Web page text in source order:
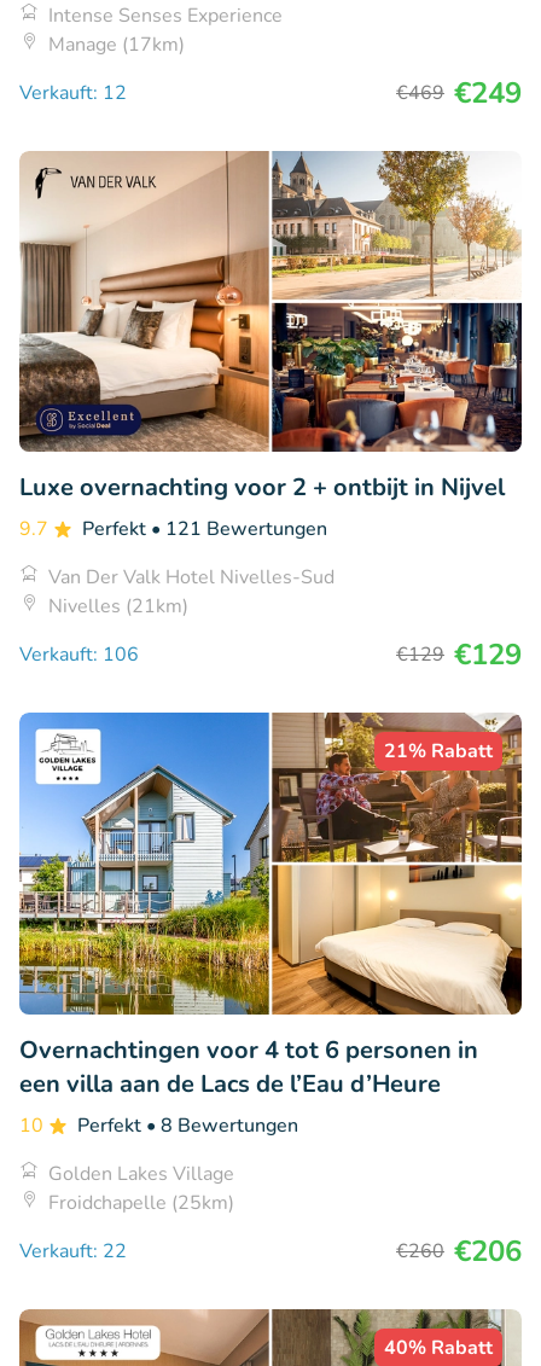
Intense Senses Experience
Manage (17km)
Verkauft: 12
€469 €249
Luxe overnachting voor 2 + ontbijt in Nijvel
9.7 Perfekt • 121 Bewertungen
Van Der Valk Hotel Nivelles-Sud
Nivelles (21km)
Verkauft: 106
€129 €129
21% Rabatt
Overnachtingen voor 4 tot 6 personen in
een villa aan de Lacs de l’Eau d’Heure
10 Perfekt • 8 Bewertungen
Golden Lakes Village
Froidchapelle (25km)
Verkauft: 22
€260 €206
40% Rabatt